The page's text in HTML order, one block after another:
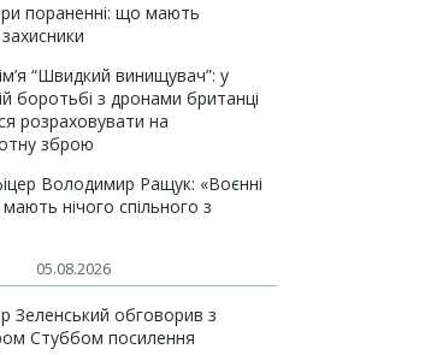
пораненні: що мають
“Швидкий винищувач”: у
боротьбі з дронами британці
розраховувати на
зброю
Володимир Ращук: «Воєнні
нічого спільного з
05.08.2026
Зеленський обговорив з
Стуббом посилення